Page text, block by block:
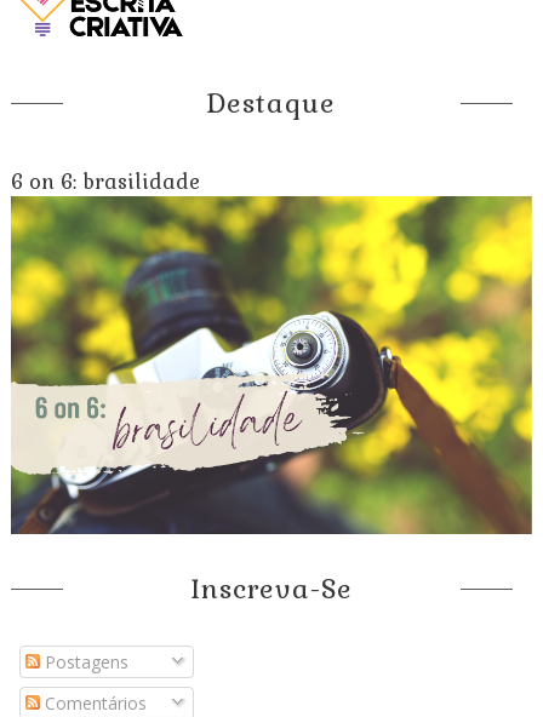
Destaque
6 on 6: brasilidade
Inscreva-Se
Postagens
Comentários